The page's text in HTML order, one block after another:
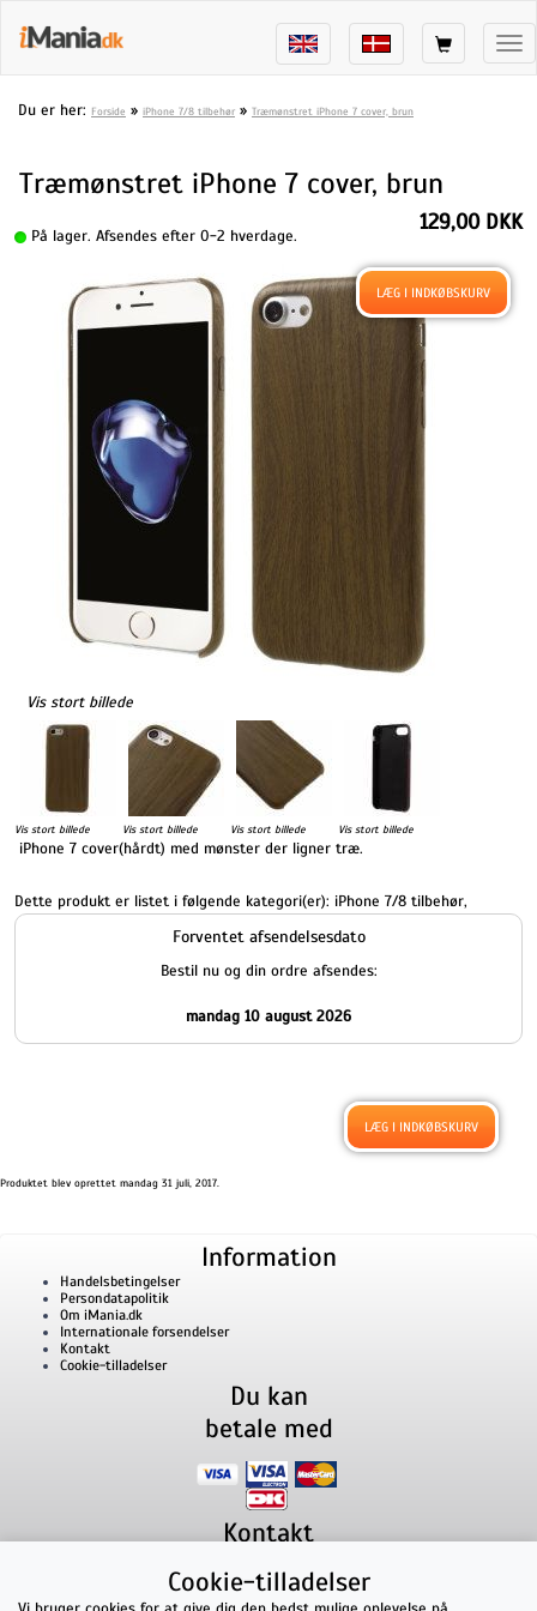
Du er her: Forside » iPhone 7/8 tilbehør » Træmønstret iPhone 7 cover, brun
Træmønstret iPhone 7 cover, brun
På lager. Afsendes efter 0-2 hverdage.
Vis stort billede
129,00 DKK
Vis stort billede Vis stort billede Vis stort billede Vis stort billede
iPhone 7 cover(hårdt) med mønster der ligner træ.
Dette produkt er listet i følgende kategori(er): iPhone 7/8 tilbehør,
Forventet afsendelsesdato
Bestil nu og din ordre afsendes:
mandag 10 august 2026
Produktet blev oprettet mandag 31 juli, 2017.
Information
Handelsbetingelser
Persondatapolitik
Om iMania.dk
Internationale forsendelser
Kontakt
Cookie-tilladelser
Du kan
betale med
Kontakt
Lillevorde Kær 29280 Storvorde
CVR nummer: 33182805 | E-mail: kontakt@imania.dk
Cookie-tilladelser